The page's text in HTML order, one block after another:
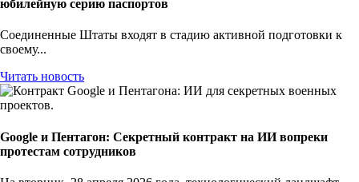
юбилейную серию паспортов
Соединенные Штаты входят в стадию активной подготовки к
своему...
Читать новость
Google и Пентагон: Секретный контракт на ИИ вопреки
протестам сотрудников